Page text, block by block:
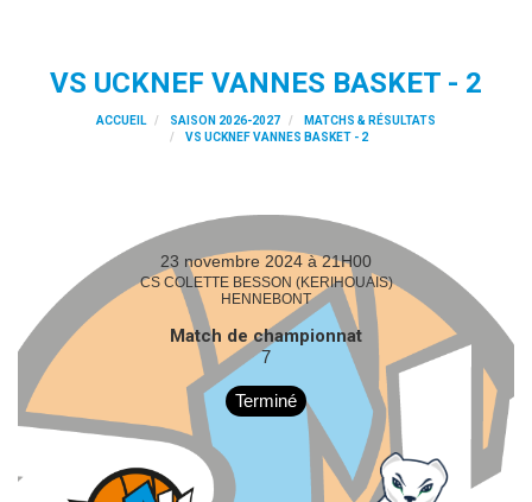
VS UCKNEF VANNES BASKET - 2
ACCUEIL SAISON 2026-2027
MATCHS & RÉSULTATS
VS UCKNEF VANNES BASKET - 2
23 novembre 2024 à 21H00
CS COLETTE BESSON (KERIHOUAIS)
HENNEBONT
Match de championnat
7
Terminé